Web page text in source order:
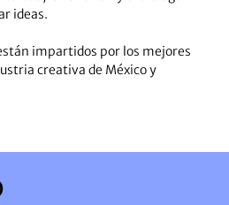
ideas.
impartidos por los mejores
creativa de México y